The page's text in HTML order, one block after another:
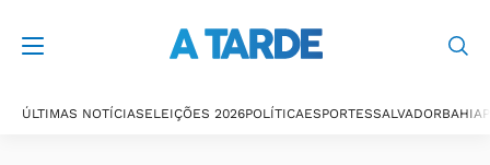
ÚLTIMAS NOTÍCIASELEIÇÕES 2026POLÍTICAESPORTESSALVADORBAHIA